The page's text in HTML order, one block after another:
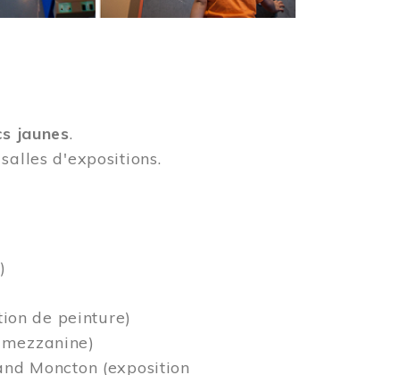
jaunes.
d'expositions.
de peinture)
Moncton (exposition